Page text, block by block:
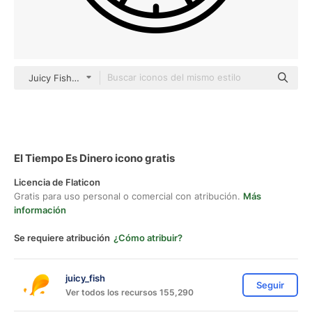
Juicy Fish Outline
El Tiempo Es Dinero icono gratis
Licencia de Flaticon
Gratis para uso personal o comercial con atribución. Más
información
Se requiere atribución ¿Cómo atribuir?
juicy_fish
Ver todos los recursos 155,290
Seguir